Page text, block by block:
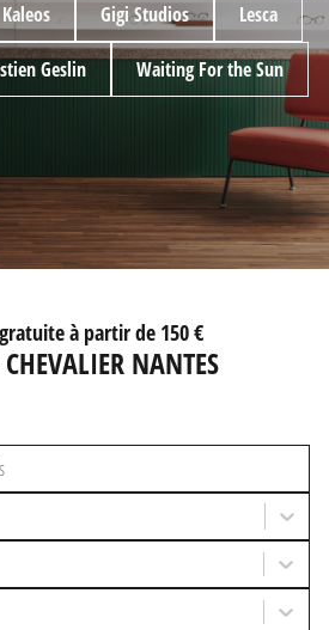
Kaleos Gigi Studios Lesca
Geslin Waiting For the Sun
à partir de 150 €
NANTES